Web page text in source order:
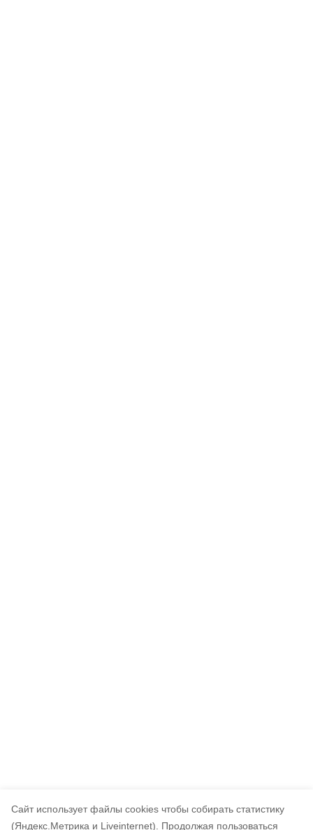
Cайт использует файлы cookies чтобы собирать статистику
(Яндекс.Метрика и Liveinternet).
Продолжая пользоваться